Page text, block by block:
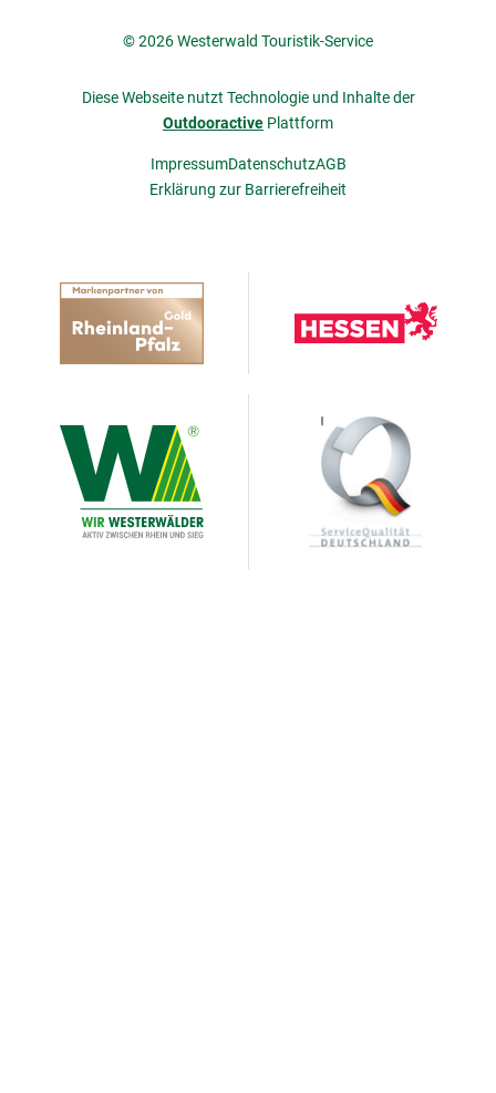
© 2026 Westerwald Touristik-Service
Diese Webseite nutzt Technologie und Inhalte der
Outdooractive Plattform
ImpressumDatenschutzAGB
Erklärung zur Barrierefreiheit